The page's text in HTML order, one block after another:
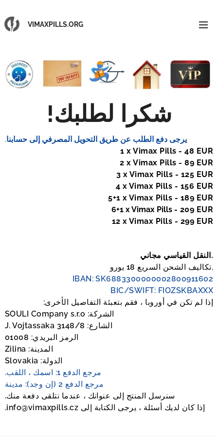
VIMAXPILLS.ORG
شكرا لطلبك!
يرجى دفع الطلب عن طريق التحويل المصرفي إلى حسابنا.
1 x Vimax Pills - 48 EUR
2 x Vimax Pills - 89 EUR
3 x Vimax Pills - 125 EUR
4 x Vimax Pills - 156 EUR
5+1 x Vimax Pills - 189 EUR
6+1 x Vimax Pills - 209 EUR
12 x Vimax Pills - 299 EUR
النقل القياسي مجاني.
تكاليف الشحن السريع 18 يورو.
IBAN: SK6883300000002800911602
BIC/SWIFT: FIOZSKBAXXX
إذا لم تكن في أوروبا ، فقم بتعبئة التفاصيل الأخرى:
الشركة: SOULI Company s.r.o
الشارع: J. Vojtassaka 3148/8
الرمز البريدي: 01008
المدينة: Zilina
الدولة: Slovakia
مرجع الدفع 1: اسمك ، اللقب.
مرجع الدفع 2 (إن وجد): مدينة
سنرسل المنتج إلى عنوانك ، عندما نتلقى دفعة منك.
إذا كان لديك أسئلة ، يرجى الكتابة إلى info@vimaxpills.cz.